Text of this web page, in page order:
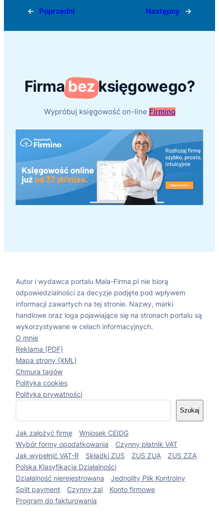
← Poprzedni Następny →
Firmabezksięgowego?
Wypróbuj księgowość on-line Firmino
Autor i wydawca portalu Mala-Firma.pl nie biorą
odpowiedzialności za decyzje podjęte pod wpływem
informacji zawartych na tej stronie. Nazwy, marki
handlowe oraz loga pojawiające się na stronach portalu są
wykorzystywane w celach informacyjnych.
O mnie
Reklama (PDF)
Mapa strony (XML)
Chmura tagów
Polityka cookies
Polityka prywatności
S
k
a
Szukaj
Jak założyć firmę
Wniosek CEIDG
Wybór formy opodatkowania
Czynny płatnik VAT
Jak wypełnić VAT-R
Składki ZUS ZUS ZUA
ZUS ZZA
Polska Klasyfikacja Działalności
Działalność nierejestrowana
Jednolity Plik Kontrolny
Split payment
Czynny żal
Konto firmowe
Program do fakturowania